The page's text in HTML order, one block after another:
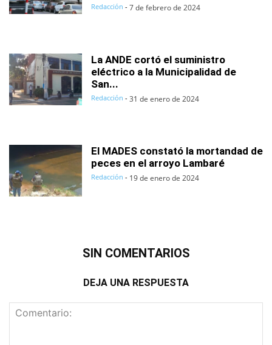
Redacción - 7 de febrero de 2024
La ANDE cortó el suministro
eléctrico a la Municipalidad de
San...
Redacción - 31 de enero de 2024
El MADES constató la mortandad de
peces en el arroyo Lambaré
Redacción - 19 de enero de 2024
SIN COMENTARIOS
DEJA UNA RESPUESTA